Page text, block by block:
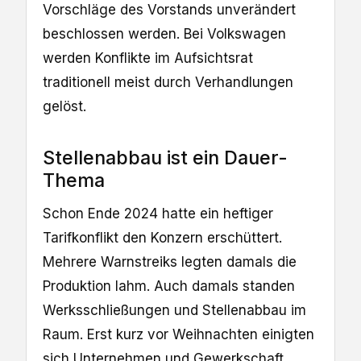
Vorschläge des Vorstands unverändert
beschlossen werden. Bei Volkswagen
werden Konflikte im Aufsichtsrat
traditionell meist durch Verhandlungen
gelöst.
Stellenabbau ist ein Dauer-
Thema
Schon Ende 2024 hatte ein heftiger
Tarifkonflikt den Konzern erschüttert.
Mehrere Warnstreiks legten damals die
Produktion lahm. Auch damals standen
Werksschließungen und Stellenabbau im
Raum. Erst kurz vor Weihnachten einigten